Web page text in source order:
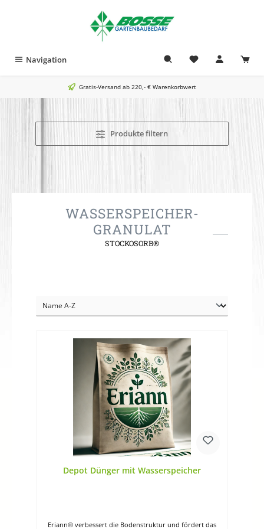
Navigation
Gratis-Versand ab 220,- € Warenkorbwert
Produkte filtern
WASSERSPEICHER-
GRANULAT
STOCKOSORB®
Depot Dünger mit Wasserspeicher
Eriann® verbessert die Bodenstruktur und fördert das